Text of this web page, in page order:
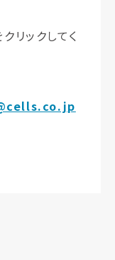
クリックしてく